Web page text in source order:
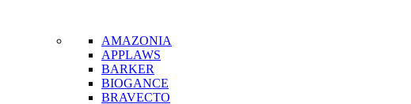
AMAZONIA
APPLAWS
BARKER
BIOGANCE
BRAVECTO